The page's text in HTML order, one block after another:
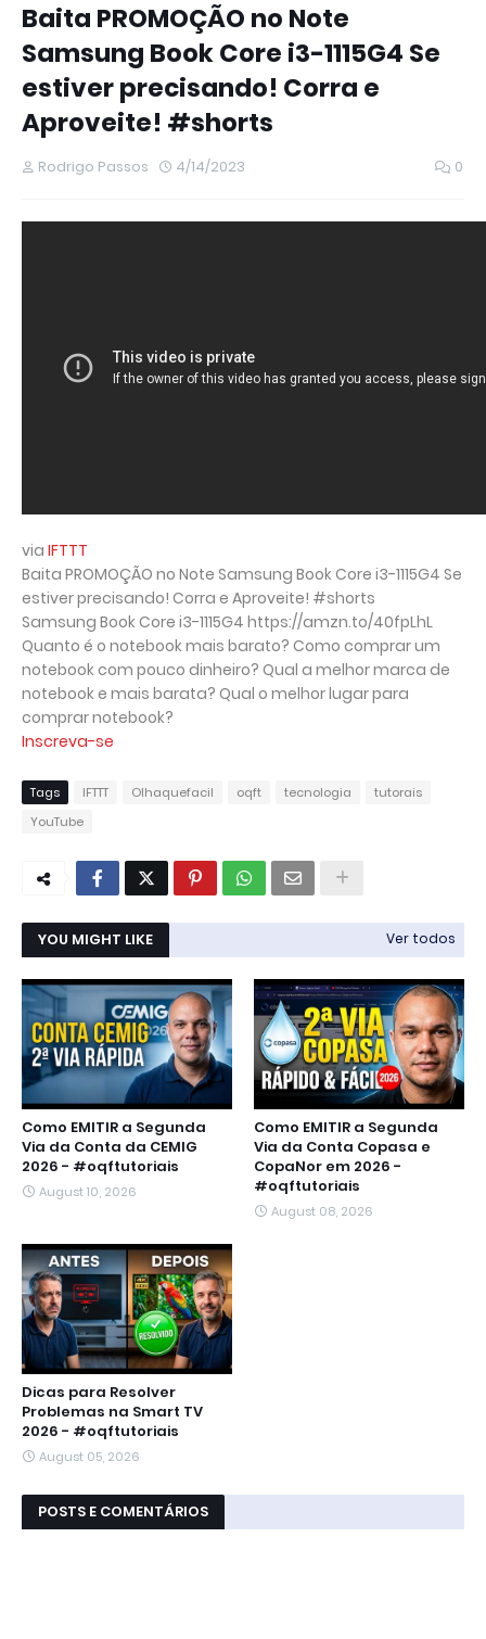
Baita PROMOÇÃO no Note
Samsung Book Core i3-1115G4 Se
estiver precisando! Corra e
Aproveite! #shorts
Rodrigo Passos 4/14/2023 0
via IFTTT
Baita PROMOÇÃO no Note Samsung Book Core i3-1115G4 Se
estiver precisando! Corra e Aproveite! #shorts
Samsung Book Core i3-1115G4 https://amzn.to/40fpLhL
Quanto é o notebook mais barato? Como comprar um
notebook com pouco dinheiro? Qual a melhor marca de
notebook e mais barata? Qual o melhor lugar para
comprar notebook?
Inscreva-se
Tags IFTTT Olhaquefacil oqft tecnologia
tutorais
YouTube
YOU MIGHT LIKE Ver todos
Como EMITIR a Segunda
Via da Conta da CEMIG
2026 - #oqftutoriais
August 10, 2026
Como EMITIR a Segunda
Via da Conta Copasa e
CopaNor em 2026 -
#oqftutoriais
August 08, 2026
Dicas para Resolver
Problemas na Smart TV
2026 - #oqftutoriais
August 05, 2026
POSTS E COMENTÁRIOS